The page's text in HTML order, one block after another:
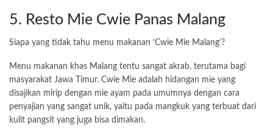
5. Resto Mie Cwie Panas Malang
Siapa yang tidak tahu menu makanan ‘Cwie Mie Malang’?
Menu makanan khas Malang tentu sangat akrab, terutama bagi
masyarakat Jawa Timur. Cwie Mie adalah hidangan mie yang
disajikan mirip dengan mie ayam pada umumnya dengan cara
penyajian yang sangat unik, yaitu pada mangkuk yang terbuat dari
kulit pangsit yang juga bisa dimakan.